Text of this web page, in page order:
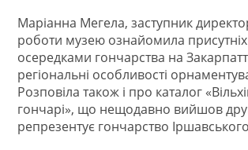
Маріанна Мегела, заступник
роботи музею ознайомила присутніх
осередками гончарства на
регіональні особливості
Розповіла також і про каталог
гончарі», що нещодавно вийшов
репрезентує гончарство